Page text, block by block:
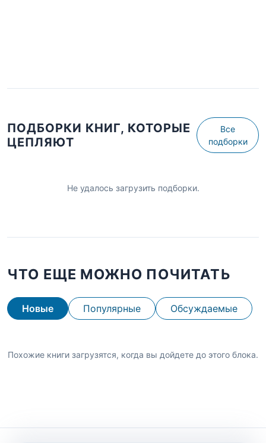
ПОДБОРКИ КНИГ, КОТОРЫЕ
ЦЕПЛЯЮТ
Все
подборки
Не удалось загрузить подборки.
ЧТО ЕЩЕ МОЖНО ПОЧИТАТЬ
Новые Популярные Обсуждаемые
Похожие книги загрузятся, когда вы дойдете до этого блока.